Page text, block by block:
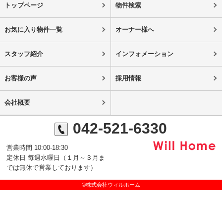
トップページ 物件検索
お気に入り物件一覧 オーナー様へ
スタッフ紹介 インフォメーション
お客様の声 採用情報
会社概要
042-521-6330
営業時間 10:00-18:30
定休日 毎週水曜日（１月～３月ま
では無休で営業しております）
©株式会社ウィルホーム